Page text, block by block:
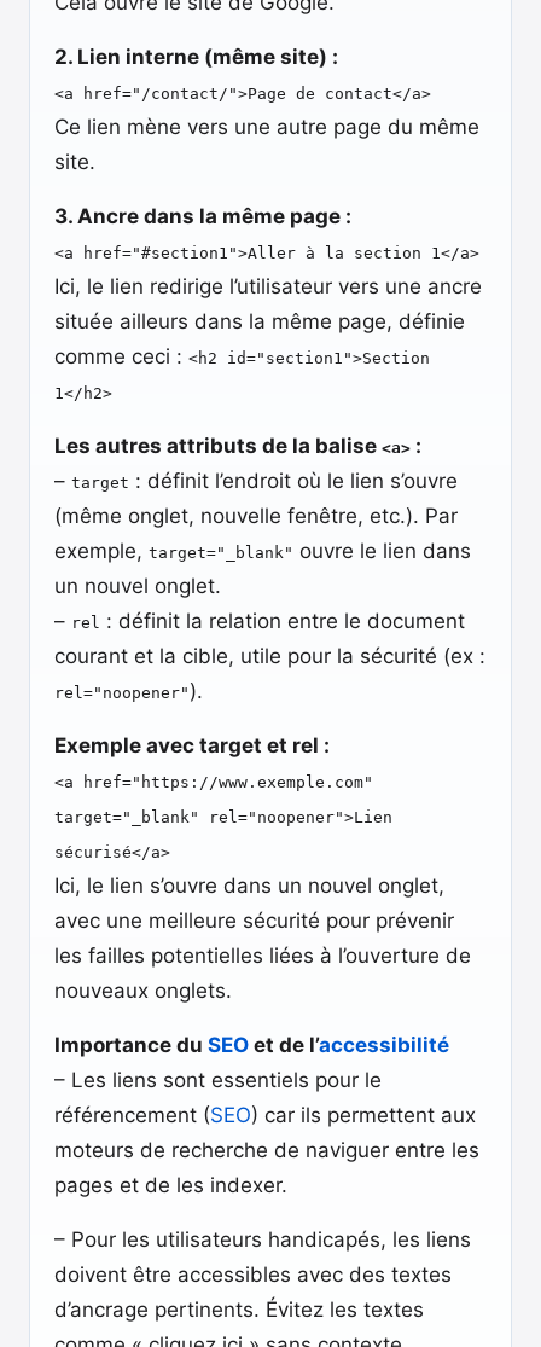
2. Lien interne (même site) :
<a href="/contact/">Page de contact</a>
Ce lien mène vers une autre page du même
site.
3. Ancre dans la même page :
<a href="#section1">Aller à la section 1</a>
Ici, le lien redirige l’utilisateur vers une ancre
située ailleurs dans la même page, définie
comme ceci : <h2 id="section1">Section
1</h2>
Les autres attributs de la balise <a> :
– target : définit l’endroit où le lien s’ouvre
(même onglet, nouvelle fenêtre, etc.). Par
exemple, target="_blank" ouvre le lien dans
un nouvel onglet.
– rel : définit la relation entre le document
courant et la cible, utile pour la sécurité (ex :
rel="noopener" ).
Exemple avec target et rel :
<a href="https://www.exemple.com"
target="_blank" rel="noopener">Lien
sécurisé</a>
Ici, le lien s’ouvre dans un nouvel onglet,
avec une meilleure sécurité pour prévenir
les failles potentielles liées à l’ouverture de
nouveaux onglets.
Importance du SEO et de l’accessibilité
– Les liens sont essentiels pour le
référencement (SEO) car ils permettent aux
moteurs de recherche de naviguer entre les
pages et de les indexer.
– Pour les utilisateurs handicapés, les liens
doivent être accessibles avec des textes
d’ancrage pertinents. Évitez les textes